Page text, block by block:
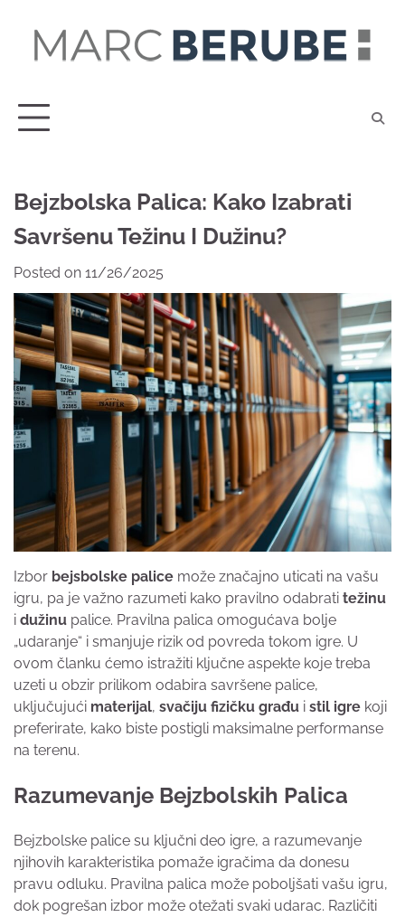
content
Bejzbolska Palica: Kako Izabrati
Savršenu Težinu I Dužinu?
Posted on 11/26/2025
Izbor bejsbolske palice može značajno uticati na vašu
igru, pa je važno razumeti kako pravilno odabrati težinu
i dužinu palice. Pravilna palica omogućava bolje
„udaranje“ i smanjuje rizik od povreda tokom igre. U
ovom članku ćemo istražiti ključne aspekte koje treba
uzeti u obzir prilikom odabira savršene palice,
uključujući materijal, svačiju fizičku građu i stil igre koji
preferirate, kako biste postigli maksimalne performanse
na terenu.
Razumevanje Bejzbolskih Palica
Bejzbolske palice su ključni deo igre, a razumevanje
njihovih karakteristika pomaže igračima da donesu
pravu odluku. Pravilna palica može poboljšati vašu igru,
dok pogrešan izbor može otežati svaki udarac. Različiti